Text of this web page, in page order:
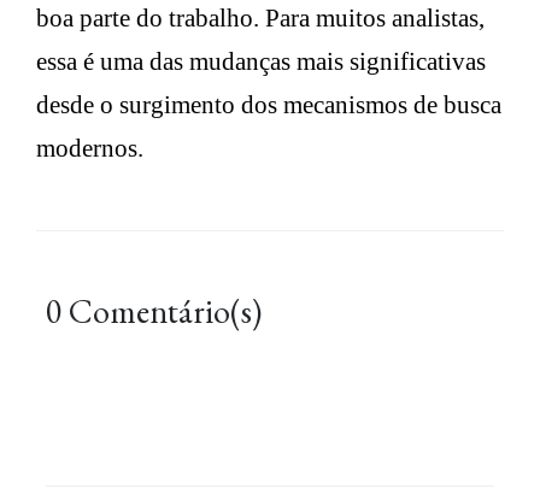
boa parte do trabalho. Para muitos analistas,
essa é uma das mudanças mais significativas
desde o surgimento dos mecanismos de busca
modernos.
0 Comentário(s)